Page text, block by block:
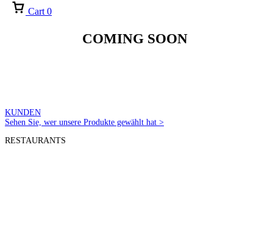
Cart 0
COMING SOON
KUNDEN
Sehen Sie, wer unsere Produkte gewählt hat >
RESTAURANTS